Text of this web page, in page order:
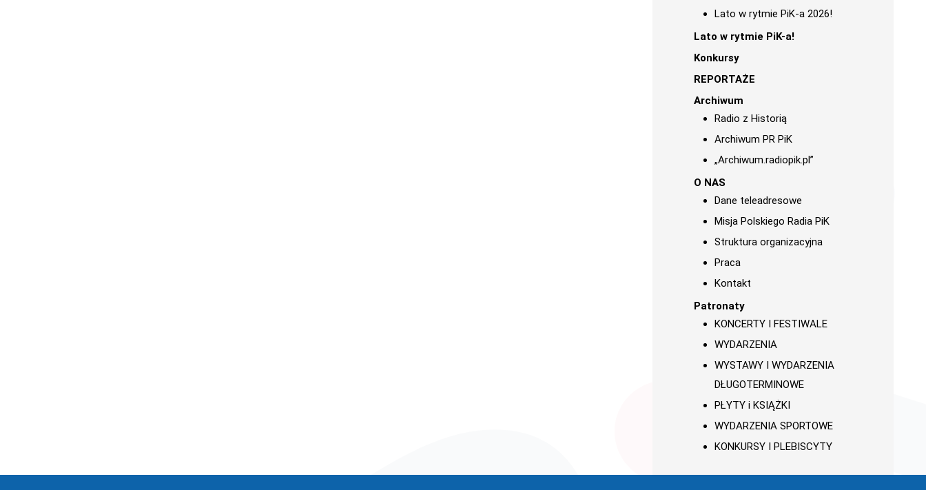
Lato w rytmie PiK-a 2026!
Lato w rytmie PiK-a!
Konkursy
REPORTAŻE
Archiwum
Radio z Historią
Archiwum PR PiK
„Archiwum.radiopik.pl”
O NAS
Dane teleadresowe
Misja Polskiego Radia PiK
Struktura organizacyjna
Praca
Kontakt
Patronaty
KONCERTY I FESTIWALE
WYDARZENIA
WYSTAWY I WYDARZENIA
DŁUGOTERMINOWE
PŁYTY i KSIĄŻKI
WYDARZENIA SPORTOWE
KONKURSY I PLEBISCYTY